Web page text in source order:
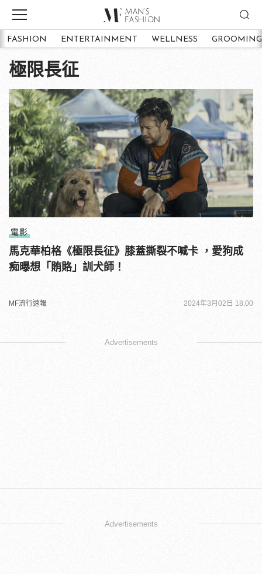
FASHION ENTERTAINMENT WELLNESS GROOMING
極限長征
電影
馬克華柏格《極限長征》膝蓋撕裂不喊卡 ，愛狗成
痴曝想「賄賂」訓犬師！
MF流行速報 2024年3月02日 18:00
Advertisements
Advertisements